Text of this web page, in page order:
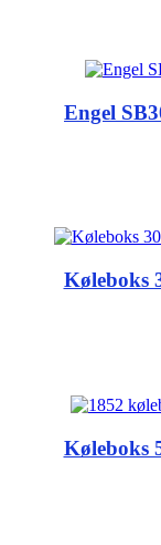
Engel
Køleboks
Køleboks